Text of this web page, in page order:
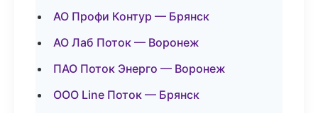
АО Профи Контур — Брянск
АО Лаб Поток — Воронеж
ПАО Поток Энерго — Воронеж
ООО Line Поток — Брянск